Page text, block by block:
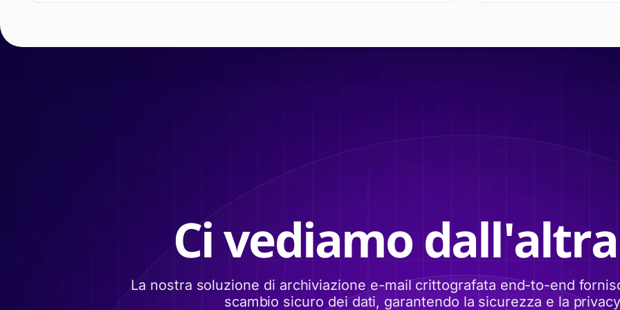
Ci vediamo
La nostra soluzione di archiviazione e-mail crittografata end-to-end
scambio sicuro dei dati, garantendo la sicurezza e la